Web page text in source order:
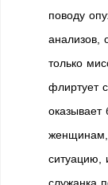
поводу
анализов,
только
флиртует
оказывает
ситуацию,